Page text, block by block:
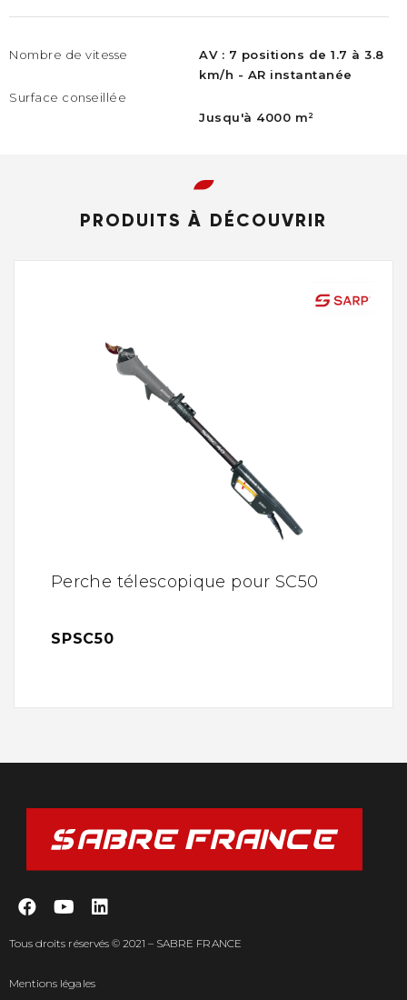
Nombre de vitesse
Surface conseillée ​
AV : 7 positions de 1.7 à 3.8
km/h - AR instantanée
Jusqu'à 4000 m²​
PRODUITS À DÉCOUVRIR
Perche télescopique pour SC50
SPSC50
Tous droits réservés © 2021 – SABRE FRANCE
Mentions légales